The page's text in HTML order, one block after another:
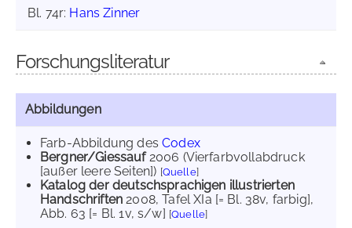
Bl. 74r: Hans Zinner
Forschungsliteratur
Abbildungen
Farb-Abbildung desCodex
Bergner/Giessauf2006 (Vierfarbvollabdruck
[außer leere Seiten]) [Quelle]
Katalog der deutschsprachigen illustrierten
Handschriften 2008, Tafel XIa [= Bl. 38v, farbig],
Abb. 63 [= Bl. 1v, s/w] [Quelle]